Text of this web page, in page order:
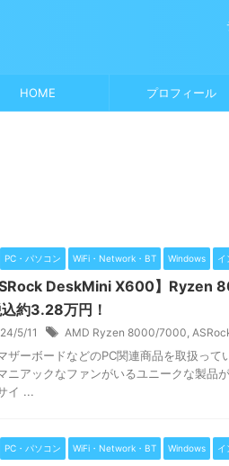
HOME プロフィール
PC・パソコン WiFi・Network・BT Windows イ
DeskMini X600】Ryzen
約3.28万円！
5/11 AMD Ryzen 8000/7000,
ザーボードなどのPC関連商品を取扱って
ニアックなファンがいるユニークな製品
イ ...
PC・パソコン WiFi・Network・BT Windows イ